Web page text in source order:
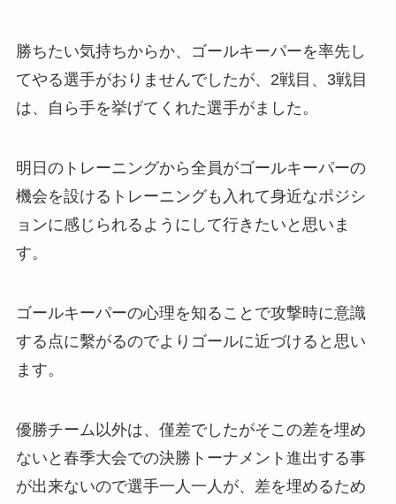
勝ちたい気持ちからか、ゴールキーパーを率先し
てやる選手がおりませんでしたが、2戦目、3戦目
は、自ら手を挙げてくれた選手がました。
明日のトレーニングから全員がゴールキーパーの
機会を設けるトレーニングも入れて身近なポジシ
ョンに感じられるようにして行きたいと思いま
す。
ゴールキーパーの心理を知ることで攻撃時に意識
する点に繫がるのでよりゴールに近づけると思い
ます。
優勝チーム以外は、僅差でしたがそこの差を埋め
ないと春季大会での決勝トーナメント進出する事
が出来ないので選手一人一人が、差を埋めるため